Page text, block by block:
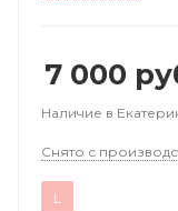
7 000
Наличие в
Снято с
L